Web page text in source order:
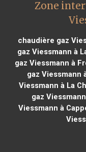
Zone
chaudière gaz
gaz Viessmann à
gaz Viessmann à
gaz Viessmann
Viessmann à La
gaz
Viessmann à